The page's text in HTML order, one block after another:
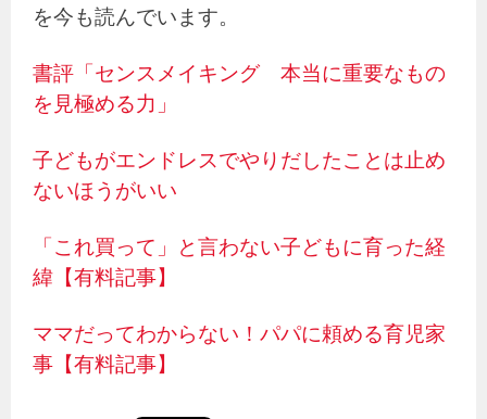
を今も読んでいます。
書評「センスメイキング 本当に重要なもの
を見極める力」
子どもがエンドレスでやりだしたことは止め
ないほうがいい
「これ買って」と言わない子どもに育った経
緯【有料記事】
ママだってわからない！パパに頼める育児家
事【有料記事】